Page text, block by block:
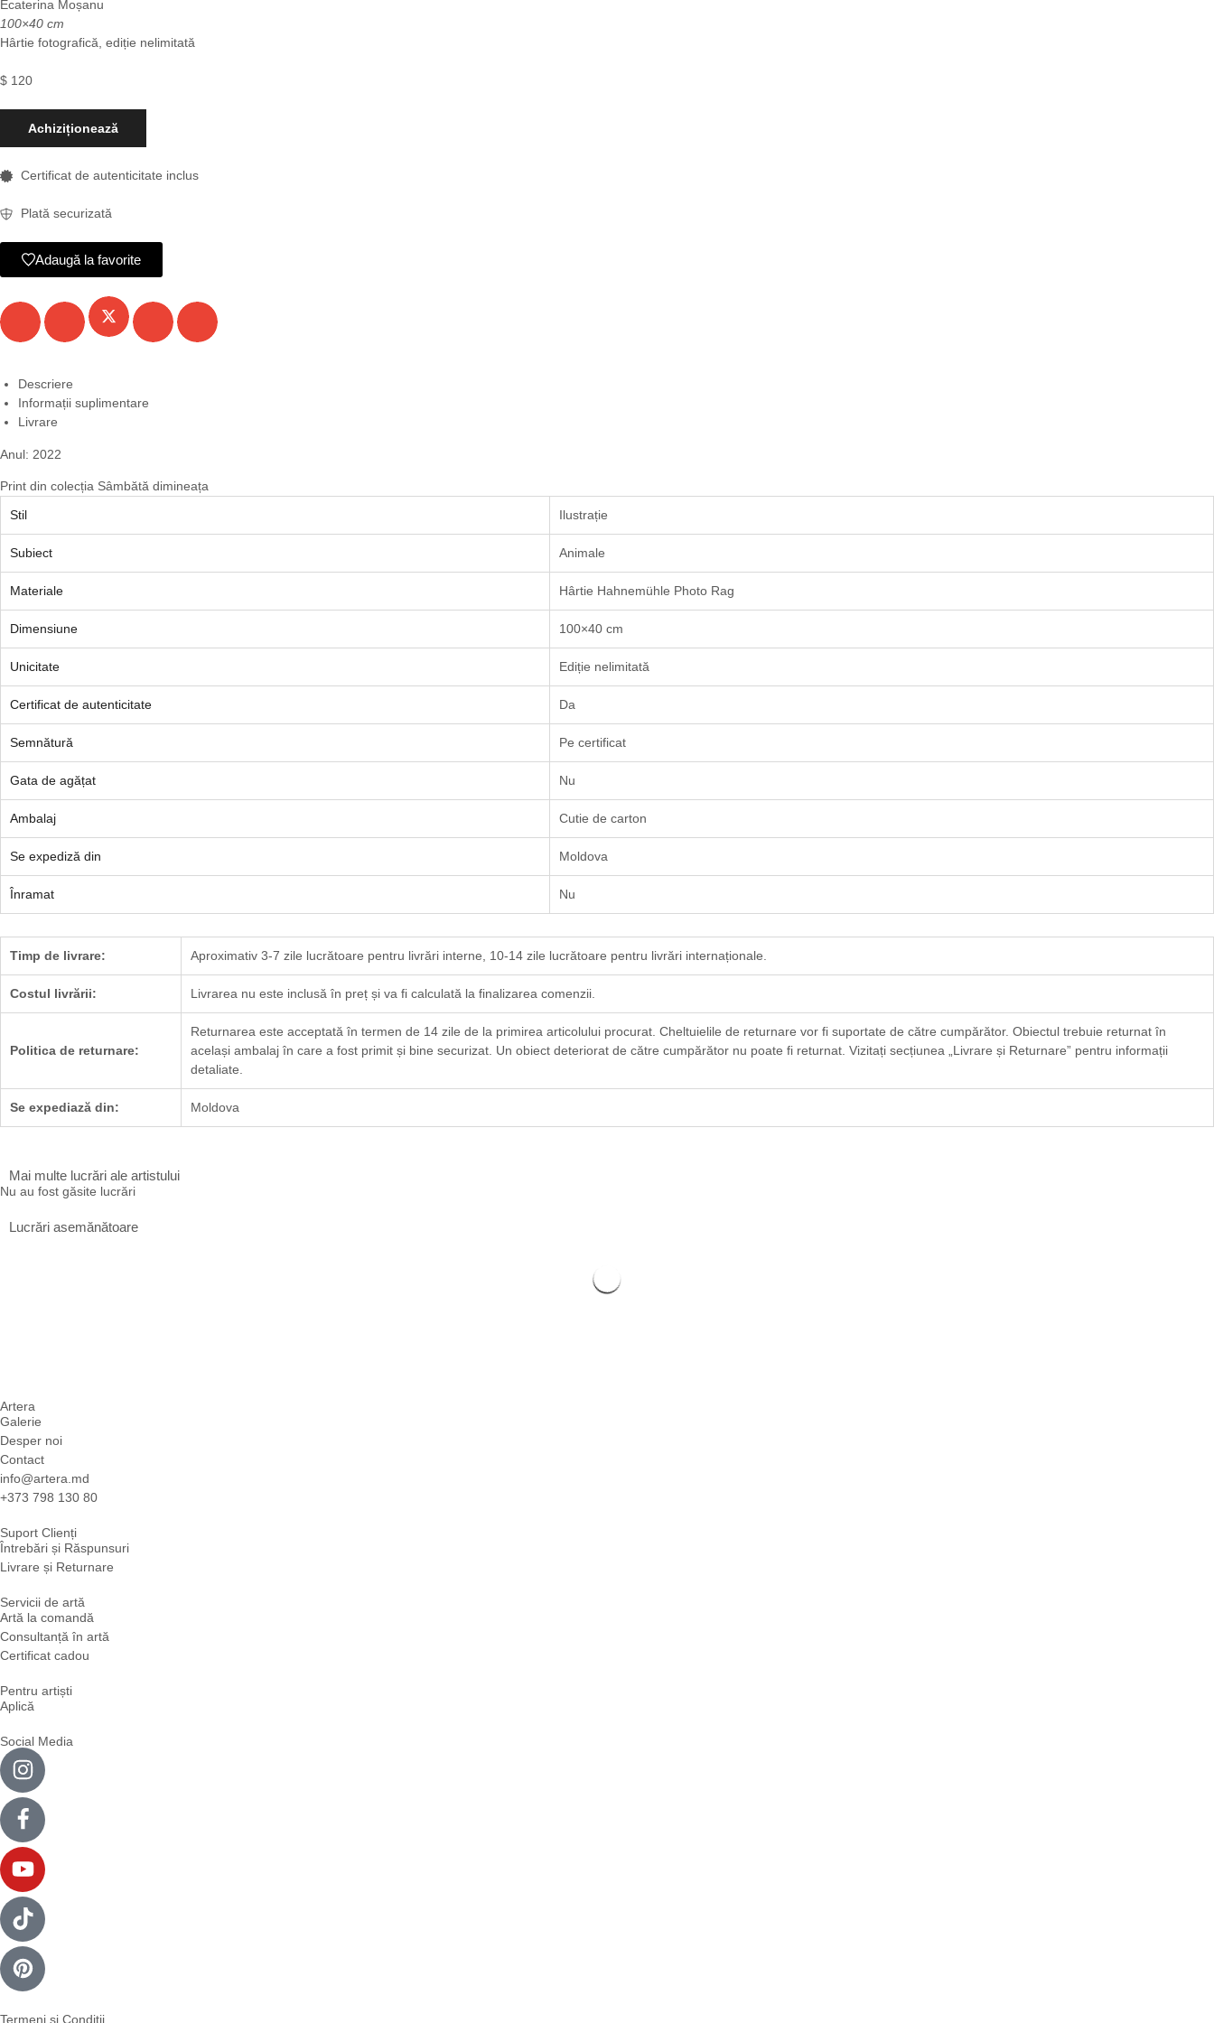
Ecaterina Moșanu
100×40 cm
Hârtie fotografică, ediție nelimitată
$ 120
Achiziționează
Certificat de autenticitate inclus
Plată securizată
Adaugă la favorite
Descriere
Informații suplimentare
Livrare
Anul: 2022
Print din colecția Sâmbătă dimineața
Stil
Ilustrație
Subiect Animale
Materiale Hârtie Hahnemühle Photo Rag
Dimensiune 100×40 cm
Unicitate Ediție nelimitată
Certificat de autenticitate Da
Semnătură Pe certificat
Gata de agățat Nu
Ambalaj Cutie de carton
Se expediză din Moldova
Înramat Nu
Timp de livrare: Aproximativ 3-7 zile lucrătoare pentru livrări interne, 10-14 zile lucrătoare pentru livrări internaționale.
Costul livrării: Livrarea nu este inclusă în preț și va fi calculată la finalizarea comenzii.
Politica de returnare:
Returnarea este acceptată în termen de 14 zile de la primirea articolului procurat. Cheltuielile de returnare vor fi suportate de către cumpărător. Obiectul trebuie returnat în
același ambalaj în care a fost primit și bine securizat. Un obiect deteriorat de către cumpărător nu poate fi returnat. Vizitați secțiunea „ Livrare și Returnare” pentru informații
detaliate.
Se expediază din: Moldova
Mai multe lucrări ale artistului
Nu au fost găsite lucrări
Lucrări asemănătoare
Artera
Galerie
Desper noi
Contact
info@artera.md
+373 798 130 80
Suport Clienți
Întrebări și Răspunsuri
Livrare și Returnare
Servicii de artă
Artă la comandă
Consultanță în artă
Certificat cadou
Pentru artiști
Aplică
Social Media
Termeni și Condiții